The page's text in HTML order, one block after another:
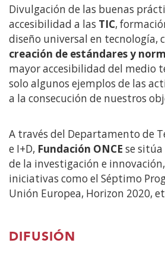
Divulgación de las buenas
accesibilidad a las TIC,
diseño universal en tecnología,
creación de estándares y
mayor accesibilidad del medio
solo algunos ejemplos de las
a la consecución de nuestros
A través del Departamento de
e I+D, Fundación ONCE se
de la investigación e
iniciativas como el Séptimo
Unión Europea, Horizon 2020,
DIFUSIÓN